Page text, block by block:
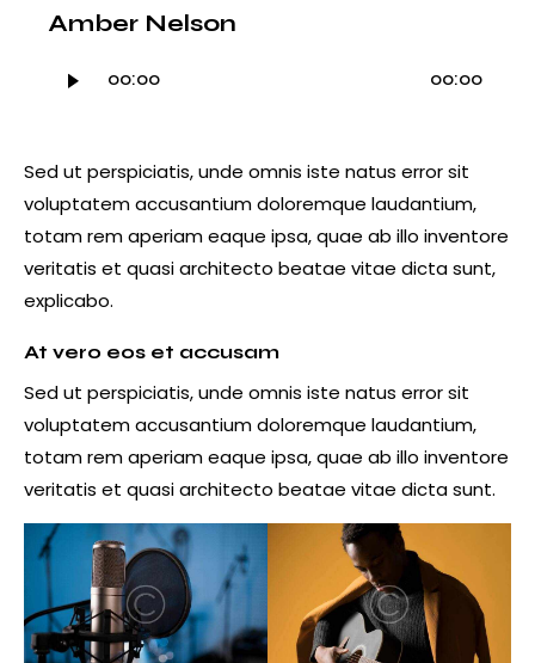
Amber Nelson
Audio
00:00 00:00
Sed ut perspiciatis, unde omnis iste natus error sit
voluptatem accusantium doloremque laudantium,
totam rem aperiam eaque ipsa, quae ab illo inventore
veritatis et quasi architecto beatae vitae dicta sunt,
explicabo.
At vero eos et accusam
Sed ut perspiciatis, unde omnis iste natus error sit
voluptatem accusantium doloremque laudantium,
totam rem aperiam eaque ipsa, quae ab illo inventore
veritatis et quasi architecto beatae vitae dicta sunt.